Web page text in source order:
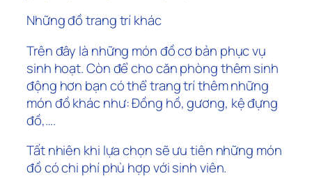
Những đồ trang trí khác
Trên đây là những món đồ cơ bản phục vụ
sinh hoạt. Còn để cho căn phòng thêm sinh
động hơn bạn có thể trang trí thêm những
món đồ khác như: Đồng hồ, gương, kệ đựng
đồ,….
Tất nhiên khi lựa chọn sẽ ưu tiên những món
đồ có chi phí phù hợp với sinh viên.